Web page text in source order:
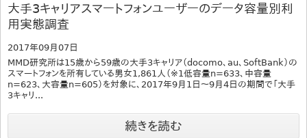
大手3キャリアスマートフォンユーザーのデータ容量別利
用実態調査
2017年09月07日
MMD研究所は15歳から59歳の大手3キャリア（docomo、au、SoftBank）の
スマートフォンを所有している男女1,861人（※1低容量n=633、中容量
n=623、大容量n=605）を対象に、2017年9月1日～9月4日の期間で「大手
3キャリ...
続きを読む